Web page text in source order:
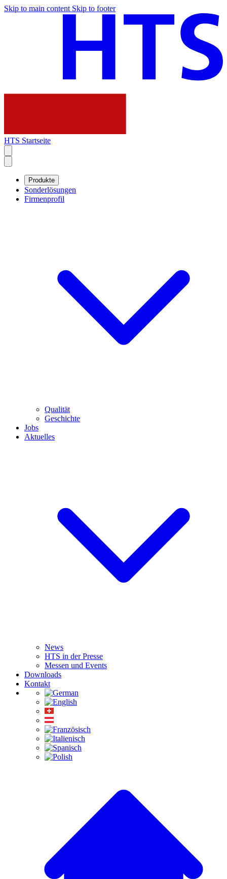
Skip to main content Skip to footer
HTS Startseite
Produkte
Sonderlösungen
Firmenprofil
Qualität
Geschichte
Jobs
Aktuelles
News
HTS in der Presse
Messen und Events
Downloads
Kontakt